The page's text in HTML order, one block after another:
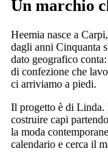
Un marchio
Heemia nasce a
dagli anni Cinquanta
dato geografico
di confezione che
ci arriviamo a piedi.
Il progetto è di Linda.
costruire capi
la moda
calendario e cerca il